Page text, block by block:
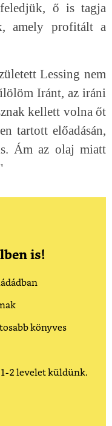
ő is tagja
amely profitált a
Lessing nem
Iránt, az iráni
kellett volna őt
tartott előadásán,
Ám az olaj miatt
is!
könyves
2 levelet küldünk.